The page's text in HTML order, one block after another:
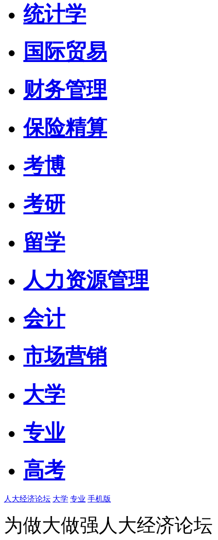
统计学
国际贸易
财务管理
保险精算
考博
考研
留学
人力资源管理
会计
市场营销
大学
专业
高考
人大经济论坛 大学 专业 手机版
为做大做强人大经济论